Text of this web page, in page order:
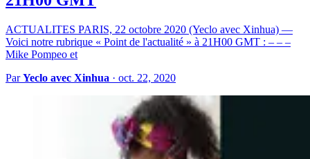
ACTUALITES PARIS, 22 octobre 2020 (Yeclo avec Xinhua) —
Voici notre rubrique « Point de l'actualité » à 21H00 GMT : – – –
Mike Pompeo et
ParYeclo avec Xinhua · oct. 22, 2020